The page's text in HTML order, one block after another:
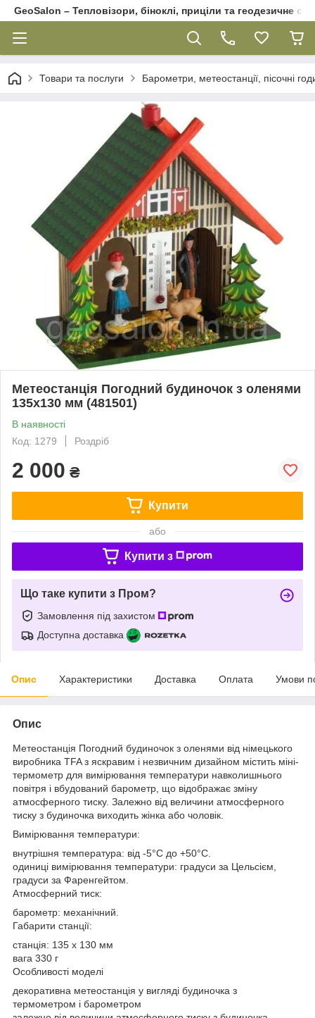
GeoSalon – Тепловізори, біноклі, приціли та геодезичне
Товари та послуги Барометри, метеостанції, пісочні
Метеостанція Погодний будиночок з оленями
135х130 мм (481501)
В наявності
Код: 1279
Роздріб
2 000 ₴
Купити
або
Купити з
Що таке купити з Пром?
Замовлення під захистом
Доступна доставка
Опис Характеристики Доставка Оплата Умови
Опис
Метеостанція Погодний будиночок з оленями від німецького
виробника TFA з яскравим і незвичним дизайном містить міні-
термометр для вимірювання температури навколишнього
повітря і вбудований барометр, що відображає зміну
атмосферного тиску. Залежно від величини атмосферного
тиску з будиночка виходить жінка або чоловік.
Вимірювання температури:
внутрішня температура: від -5°C до +50°C.
одиниці вимірювання температури: градуси за Цельсієм,
градуси за Фаренгейтом.
Атмосферний тиск:
барометр: механічний.
Габарити станції:
станція: 135 х 130 мм
вага 330 г
Особливості моделі
декоративна метеостанція у вигляді будиночка з
термометром і барометром